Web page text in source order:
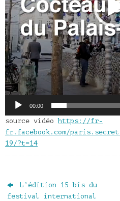
00:00
source vidéohttps://fr-
fr.facebook.com/
19/?t=14
L’édition 15 bis du
festival international